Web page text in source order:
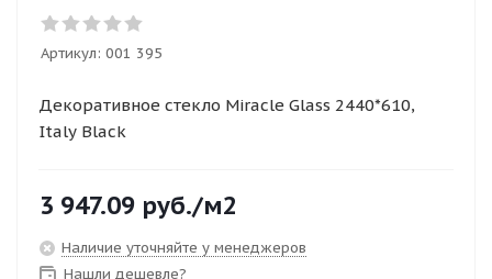
Артикул: 001 395
Декоративное стекло Miracle Glass 2440*610,
Italy Black
3 947.09 руб./м2
Наличие уточняйте у менеджеров
Нашли дешевле?